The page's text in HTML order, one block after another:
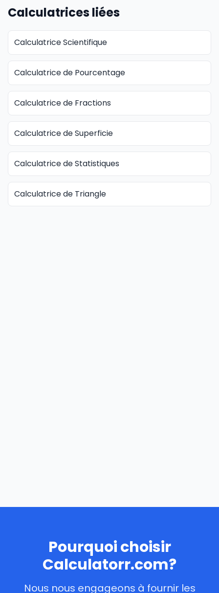
Calculatrices liées
Calculatrice Scientifique
Calculatrice de Pourcentage
Calculatrice de Fractions
Calculatrice de Superficie
Calculatrice de Statistiques
Calculatrice de Triangle
Pourquoi choisir
Calculatorr.com?
Nous nous engageons à fournir les